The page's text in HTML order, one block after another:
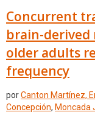
Concurrent
brain-
older adults
frequency
porCanton Martínez,
Concepción, Moncada